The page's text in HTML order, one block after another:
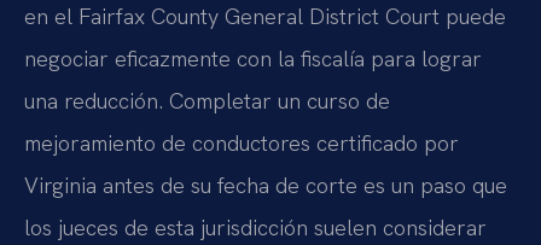
en el Fairfax County General District Court puede
negociar eficazmente con la fiscalía para lograr
una reducción. Completar un curso de
mejoramiento de conductores certificado por
Virginia antes de su fecha de corte es un paso que
los jueces de esta jurisdicción suelen considerar